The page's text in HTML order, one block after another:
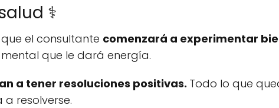
⚕️
el consultante comenzará a experimentar
que le dará energía.
a tener resoluciones positivas. Todo lo que
a resolverse.